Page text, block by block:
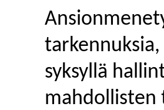
syksyllä
mahdollisten